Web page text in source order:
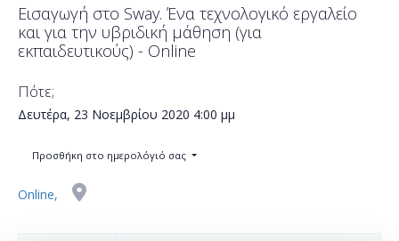
Εισαγωγή στο Sway. Ένα τεχνολογικό εργαλείο
και για την υβριδική μάθηση (για
εκπαιδευτικούς) - Online
Πότε;
Δευτέρα, 23 Νοεμβρίου 2020 4:00 μμ
Προσθήκη στο ημερολόγιό σας
Online,